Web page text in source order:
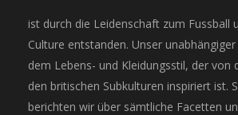
ist durch die Leidenschaft zum Fussball
Culture entstanden. Unser
dem Lebens- und Kleidungsstil, der von
den britischen Subkulturen inspiriert ist.
berichten wir über sämtliche Facetten